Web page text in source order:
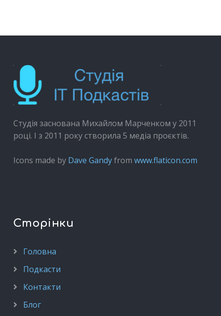
Студія заснована Михайлом Марченком у 2011
році. І з 2011 року створила 5 медіа проєктів.
Icons made by Dave Gandyfrom www.flaticon.com
Сторінки
Головна
Подкасти
Контакти
Блог